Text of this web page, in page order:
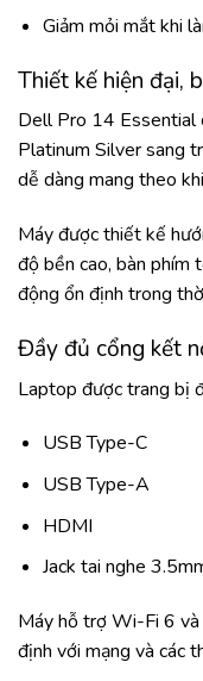
Giảm mỏi mắt khi
Thiết kế hiện đại,
Dell Pro 14 Essential
Platinum Silver sang
dễ dàng mang theo
Máy được thiết kế
độ bền cao, bàn phím
động ổn định trong
Đầy đủ cổng kết
Laptop được trang bị
USB Type-C
USB Type-A
HDMI
Jack tai nghe
Máy hỗ trợ Wi-Fi 6
định với mạng và các